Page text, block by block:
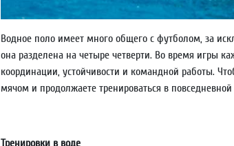
Водное поло имеет много общего с футболом, за
она разделена на четыре четверти. Во время игры
координации, устойчивости и командной работы.
мячом и продолжаете тренироваться в
Тренировки в воде